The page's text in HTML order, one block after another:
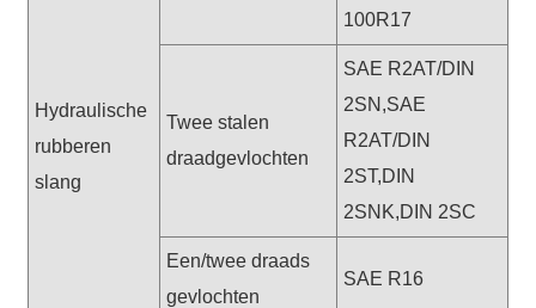
Hydraulische
rubberen
slang
100R17
Twee stalen
draadgevlochten
SAE R2AT/DIN
2SN,SAE
R2AT/DIN
2ST,DIN
2SNK,DIN 2SC
Een/twee draads
gevlochten
SAE R16